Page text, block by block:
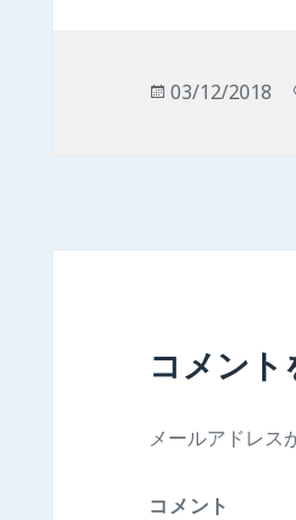
投
03/12/2018
コメント
メールアドレス
コメント